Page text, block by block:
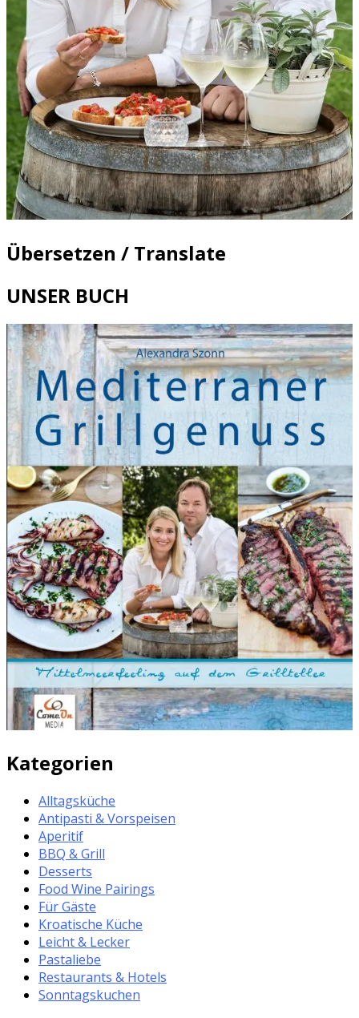
Übersetzen / Translate
UNSER BUCH
Kategorien
Alltagsküche
Antipasti & Vorspeisen
Aperitif
BBQ & Grill
Desserts
Food Wine Pairings
Für Gäste
Kroatische Küche
Leicht & Lecker
Pastaliebe
Restaurants & Hotels
Sonntagskuchen